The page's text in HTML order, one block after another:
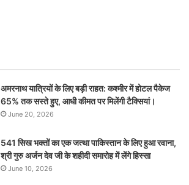
अमरनाथ यात्रियों के लिए बड़ी राहत: कश्मीर में होटल पैकेज
65% तक सस्ते हुए, आधी कीमत पर मिलेंगी टैक्सियां।
June 20, 2026
541 सिख भक्तों का एक जत्था पाकिस्तान के लिए हुआ रवाना,
श्री गुरु अर्जन देव जी के शहीदी समारोह में लेंगे हिस्सा
June 10, 2026